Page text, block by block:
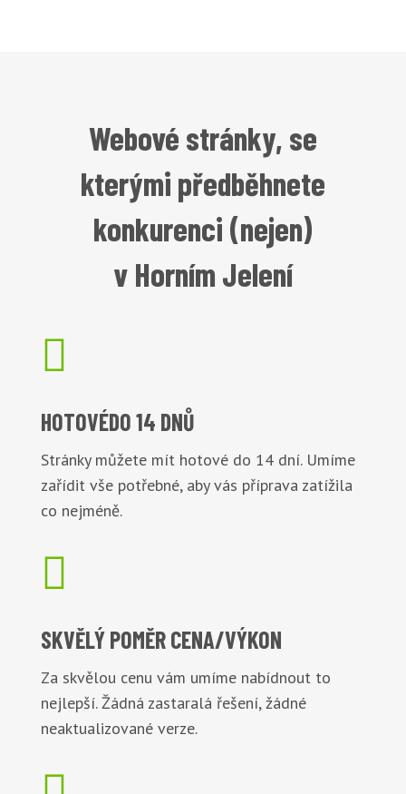
Webové stránky, se
kterými předběhnete
konkurenci (nejen)
v Horním Jelení

HOTOVÉDO 14 DNŮ
Stránky můžete mít hotové do 14 dní. Umíme
zařídit vše potřebné, aby vás příprava zatížila
co nejméně.

SKVĚLÝ POMĚRCENA/VÝKON
Za skvělou cenu vám umíme nabídnout to
nejlepší. Žádná zastaralá řešení, žádné
neaktualizované verze.